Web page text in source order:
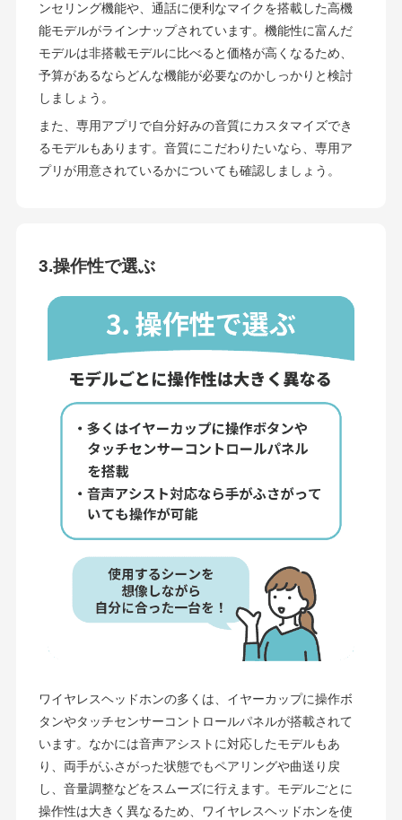
ンセリング機能や、通話に便利なマイクを搭載した高機
能モデルがラインナップされています。機能性に富んだ
モデルは非搭載モデルに比べると価格が高くなるため、
予算があるならどんな機能が必要なのかしっかりと検討
しましょう。
また、専用アプリで自分好みの音質にカスタマイズでき
るモデルもあります。音質にこだわりたいなら、専用ア
プリが用意されているかについても確認しましょう。
3.操作性で選ぶ
ワイヤレスヘッドホンの多くは、イヤーカップに操作ボ
タンやタッチセンサーコントロールパネルが搭載されて
います。なかには音声アシストに対応したモデルもあ
り、両手がふさがった状態でもペアリングや曲送り戻
し、音量調整などをスムーズに行えます。モデルごとに
操作性は大きく異なるため、ワイヤレスヘッドホンを使